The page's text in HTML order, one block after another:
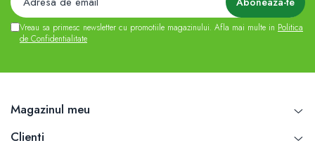
Vreau sa primesc newsletter cu promotiile magazinului. Afla mai multe in Politica
de Confidentialitate
Magazinul meu
Clienti